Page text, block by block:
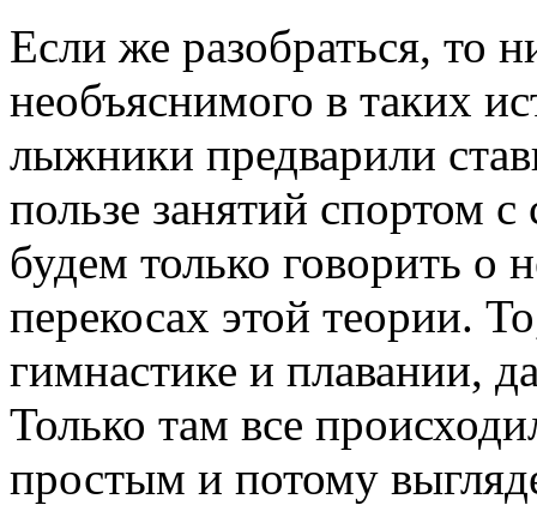
Если же разобраться, то
необъяснимого в таких
лыжники предварили
пользе занятий спортом с
будем только говорить о
перекосах этой теории.
гимнастике и плавании,
Только там все
простым и потому